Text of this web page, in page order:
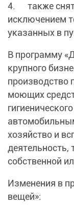
4. также
исключением
указанных в
В программу
крупного
производство
моющих
хозяйство и
деятельность,
собственной
Изменения в
вещей»: